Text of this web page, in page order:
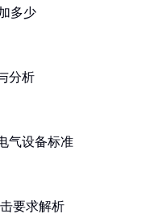
多少
分析
气设备标准
要求解析